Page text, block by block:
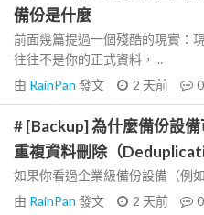
備份是什麼
前面幾篇提過一個殘酷的現實：
往往不是你的正式資料，...
由 RainPan 發文 2 天前 0
# [Backup] 為什麼備份設
重複資料刪除（
如果你看過企業級備份設備（例
由 RainPan 發文 2 天前 0